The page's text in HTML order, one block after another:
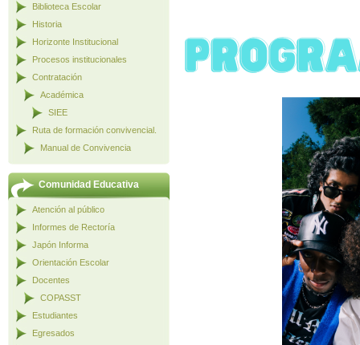
Biblioteca Escolar
Historia
Horizonte Institucional
Procesos institucionales
Contratación
Académica
SIEE
Ruta de formación convivencial.
Manual de Convivencia
Comunidad Educativa
Atención al público
Informes de Rectoría
Japón Informa
Orientación Escolar
Docentes
COPASST
Estudiantes
Egresados